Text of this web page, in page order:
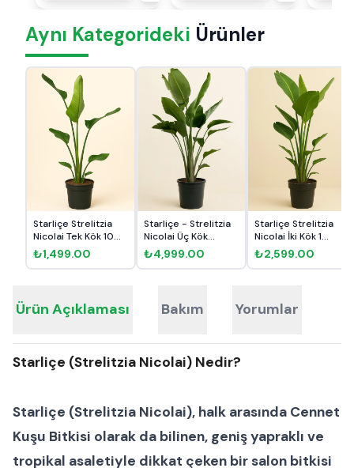
Aynı Kategorideki Ürünler
Starliçe Strelitzia
Nicolai Tek Kök 10...
₺1,499.00
Starliçe - Strelitzia
Nicolai Üç Kök...
₺4,999.00
Starliçe Strelitzia
Nicolai İki Kök 1...
₺2,599.00
Ürün Açıklaması Bakım Yorumlar
Starliçe (Strelitzia Nicolai) Nedir?
Starliçe (Strelitzia Nicolai), halk arasında Cennet
Kuşu Bitkisi olarak da bilinen, geniş yapraklı ve
tropikal asaletiyle dikkat çeken birsalon bitkisi